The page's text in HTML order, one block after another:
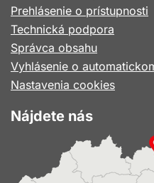
Prehlásenie o prístupnosti
Technická podpora
Správca obsahu
Vyhlásenie o
Nastavenia cookies
Nájdete nás